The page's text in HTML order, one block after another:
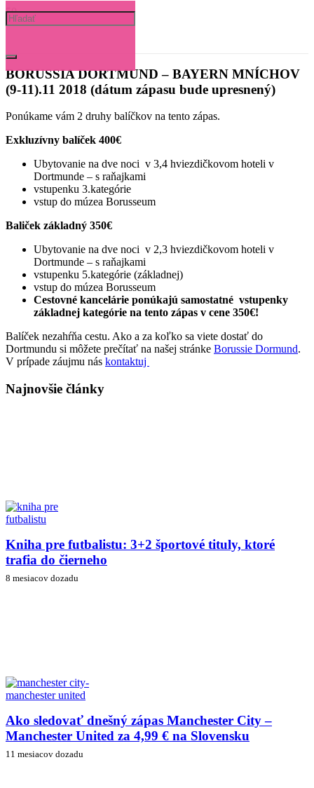
BORUSSIA DORTMUND – BAYERN MNÍCHOV
(9-11).11 2018 (dátum zápasu bude upresnený)
Ponúkame vám 2 druhy balíčkov na tento zápas.
Exkluzívny balíček 400€
Ubytovanie na dve noci v 3,4 hviezdičkovom hoteli v
Dortmunde – s raňajkami
vstupenku 3.kategórie
vstup do múzea Borusseum
Baliček základný 350€
Ubytovanie na dve noci v 2,3 hviezdičkovom hoteli v
Dortmunde – s raňajkami
vstupenku 5.kategórie (základnej)
vstup do múzea Borusseum
Cestovné kancelárie ponúkajú samostatné vstupenky
základnej kategórie na tento zápas v cene 350€!
Balíček nezahŕňa cestu. Ako a za koľko sa viete dostať do
Dortmundu si môžete prečítať na našej stránke Borussie Dormund.
V prípade záujmu nás kontaktuj
Najnovšie články
Kniha pre futbalistu: 3+2 športové tituly, ktoré
trafia do čierneho
8 mesiacov dozadu
Ako sledovať dnešný zápas Manchester City –
Manchester United za 4,99 € na Slovensku
11 mesiacov dozadu